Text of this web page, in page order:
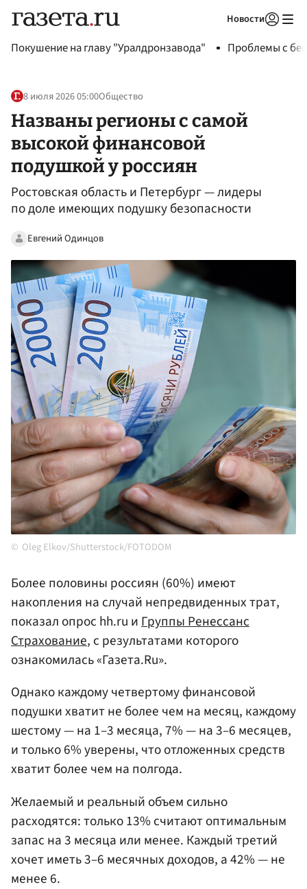
Новости
Покушение на главу "Уралдронзавода" Проблемы с
8 июля 2026 05:00Общество
Названы регионы с самой
высокой финансовой
подушкой у россиян
Ростовская область и Петербург — лидеры
по доле имеющих подушку безопасности
Евгений Одинцов
Oleg Elkov/Shutterstock/FOTODOM
Более половины россиян (60%) имеют
накопления на случай непредвиденных трат,
показал опрос hh.ru иГруппы Ренессанс
Страхование, с результатами которого
ознакомилась «Газета.Ru».
Однако каждому четвертому финансовой
подушки хватит не более чем на месяц, каждому
шестому — на 1–3 месяца, 7% — на 3–6 месяцев,
и только 6% уверены, что отложенных средств
хватит более чем на полгода.
Желаемый и реальный объем сильно
расходятся: только 13% считают оптимальным
запас на 3 месяца или менее. Каждый третий
хочет иметь 3–6 месячных доходов, а 42% — не
менее 6.